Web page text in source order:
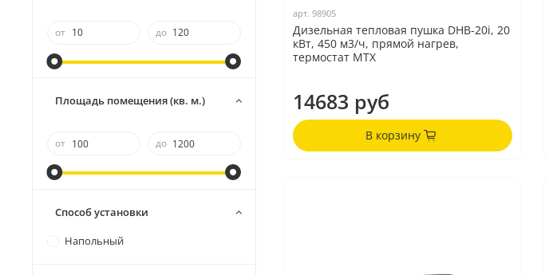
арт. 98905
Дизельная тепловая пушка DHB-20i, 20
кВт, 450 м3/ч, прямой нагрев,
термостат MTX
14683 руб
В корзину
от до
Площадь помещения (кв. м.)
от до
Способ установки
Напольный